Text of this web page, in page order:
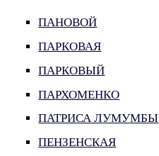
ПАНОВОЙ
ПАРКОВАЯ
ПАРКОВЫЙ
ПАРХОМЕНКО
ПАТРИСА ЛУМУМБЫ
ПЕНЗЕНСКАЯ